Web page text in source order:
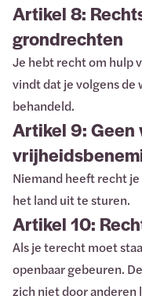
Artikel 8:
grondrechten
Je hebt recht om hulp
vindt dat je volgens
behandeld.
Artikel 9:
Niemand heeft recht
het land uit te sturen.
Artikel 10:
Als je terecht moet
openbaar gebeuren.
zich niet door